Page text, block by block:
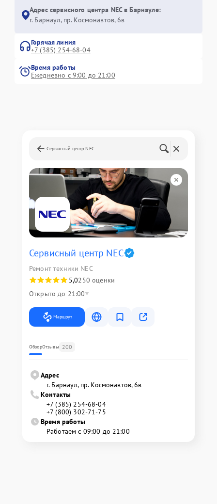
Адрес сервисного центра NEC в Барнауле:
г. Барнаул, ​пр. Космонавтов, 6в
Горячая линия
+7 (385) 254-68-04
Время работы
Ежедневно с 9:00 до 21:00
Сервисный центр NEC
Сервисный центр NEC
Ремонт техники NEC
5,0250 оценки
Открыто до 21:00
Маршрут
ОбзорОтзывы 200
Адрес
г. Барнаул, ​пр. Космонавтов, 6в
Контакты
+7 (385) 254-68-04
+7 (800) 302-71-75
Время работы
Работаем с 09:00 до 21:00